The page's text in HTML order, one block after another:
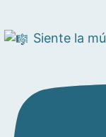
Siente la